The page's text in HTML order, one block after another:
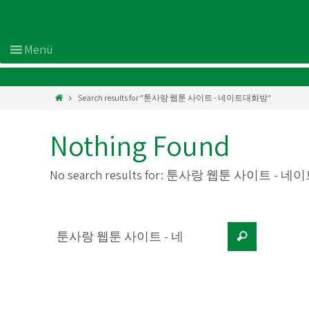
Search results for "툰사랑 웹툰 사이트 - 네이트대화방"
Nothing Found
No search results for: 툰사랑 웹툰 사이트 - 네